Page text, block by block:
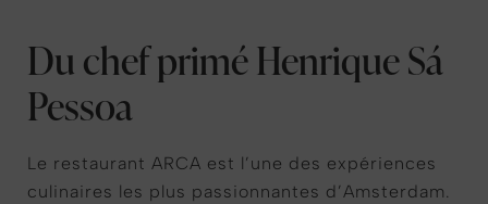
Du chef primé Henrique Sá
Pessoa
Le restaurant ARCA est l’une des expériences
culinaires les plus passionnantes d’Amsterdam.